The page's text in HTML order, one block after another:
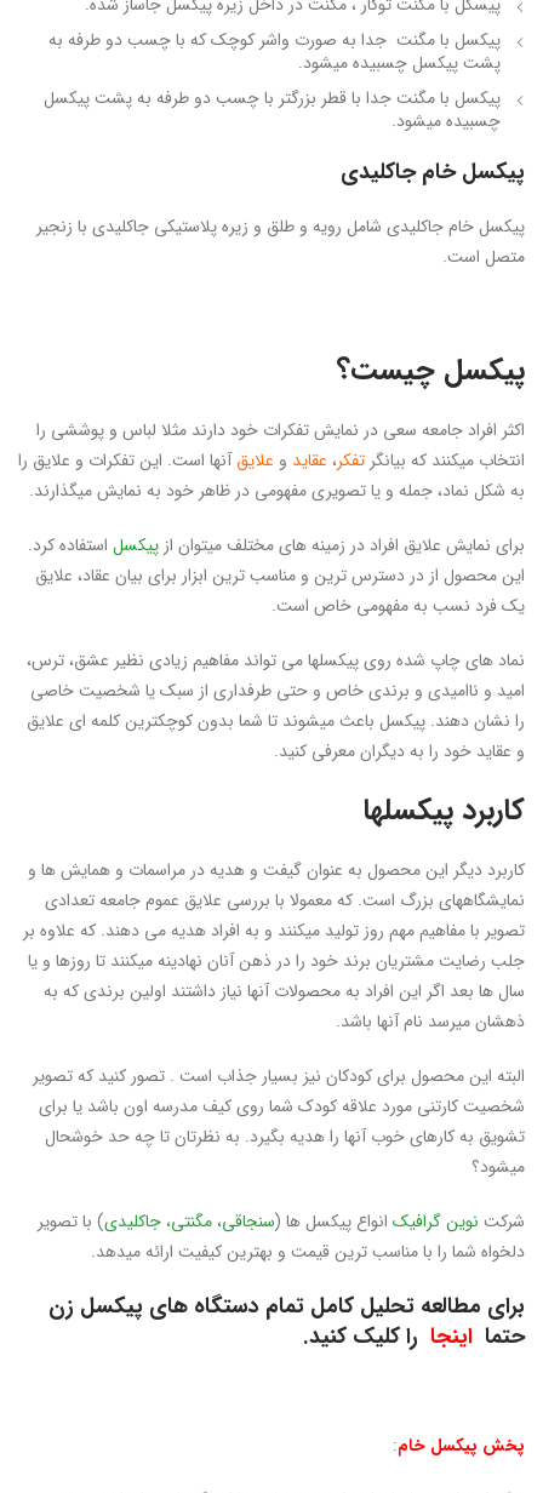
پیکسل با مگنت جدا به صورت واشر کوچک که با چسب دو طرفه به
پشت پیکسل چسبیده میشود.
پیکسل با مگنت جدا با قطر بزرگتر با چسب دو طرفه به پشت پیکسل
چسبیده میشود.
پیکسل خام جاکلیدی
پیکسل خام جاکلیدی شامل رویه و طلق و زیره پلاستیکی جاکلیدی با زنجیر
متصل است.
پیکسل چیست؟
اکثر افراد جامعه سعی در نمایش تفکرات خود دارند مثلا لباس و پوششی را
انتخاب میکنند که بیانگر تفکر، عقاید و علایقآنها است. این تفکرات و علایق را
به شکل نماد، جمله و یا تصویری مفهومی در ظاهر خود به نمایش میگذارند.
برای نمایش علایق افراد در زمینه های مختلف میتوان از پیکسل استفاده کرد.
این محصول از در دسترس ترین و مناسب ترین ابزار برای بیان عقاد، علایق
یک فرد نسب به مفهومی خاص است.
نماد های چاپ شده روی پیکسلها می تواند مفاهیم زیادی نظیر عشق، ترس،
امید و ناامیدی و برندی خاص و حتی طرفداری از سبک یا شخصیت خاصی
را نشان دهند. پیکسل باعث میشوند تا شما بدون کوچکترین کلمه ای علایق
و عقاید خود را به دیگران معرفی کنید.
کاربرد پیکسلها
کاربرد دیگر این محصول به عنوان گیفت و هدیه در مراسمات و همایش ها و
نمایشگاههای بزرگ است. که معمولا با بررسی علایق عموم جامعه تعدادی
تصویر با مفاهیم مهم روز تولید میکنند و به افراد هدیه می دهند. که علاوه بر
جلب رضایت مشتریان برند خود را در ذهن آنان نهادینه میکنند تا روزها و یا
سال ها بعد اگر این افراد به محصولات آنها نیاز داشتند اولین برندی که به
ذهشان میرسد نام آنها باشد.
البته این محصول برای کودکان نیز بسیار جذاب است . تصور کنید که تصویر
شخصیت کارتنی مورد علاقه کودک شما روی کیف مدرسه اون باشد یا برای
تشویق به کارهای خوب آنها را هدیه بگیرد. به نظرتان تا چه حد خوشحال
میشود؟
شرکت نوین گرافیک انواع پیکسل ها (سنجاقی، مگنتی، جاکلیدی) با تصویر
دلخواه شما را با مناسب ترین قیمت و بهترین کیفیت ارائه میدهد.
برای مطالعه تحلیل کامل تمام دستگاه های پیکسل زن
حتما اینجا را کلیک کنید.
پخش پیکسل خام: